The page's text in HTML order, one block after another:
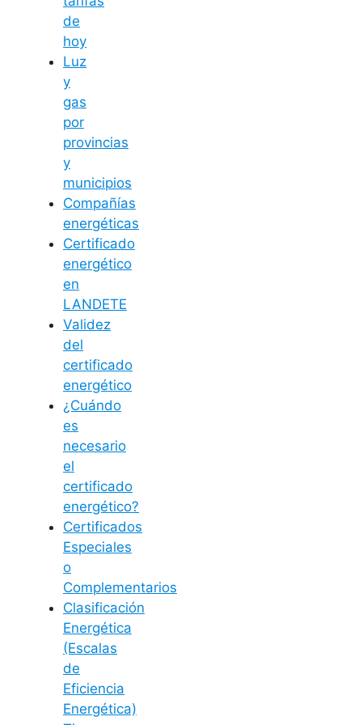
de
hoy
Luz
y
gas
por
provincias
y
municipios
Compañías
energéticas
Certificado
energético
en
LANDETE
Validez
del
certificado
energético
¿Cuándo
es
necesario
el
certificado
energético?
Certificados
Especiales
o
Complementarios
Clasificación
Energética
(Escalas
de
Eficiencia
Energética)